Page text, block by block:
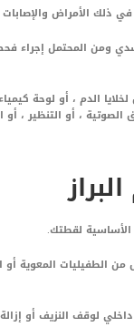
الأمراض والإصابات
ومن المحتمل إجراء
الدم ، أو لوحة
، أو التنظير ، أو
لقطتك.
الطفيليات المعوية أو
لوقف النزيف أو إزالة